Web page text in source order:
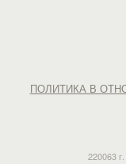
ПОЛИТИКА В
220063